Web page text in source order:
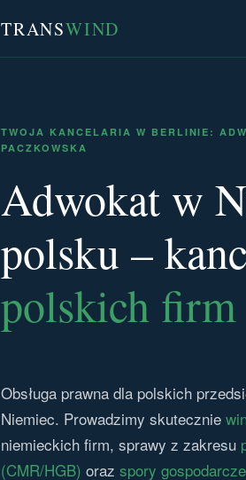
TRANSWIND
TWOJA KANCELARIA W BERLINIE:
PACZKOWSKA
Adwokat w
polsku –
polskich firm
Obsługa prawna dla polskich
Niemiec. Prowadzimy skutecznie
niemieckich firm, sprawy z zakresu
(CMR/HGB) oraz spory gospodarcze